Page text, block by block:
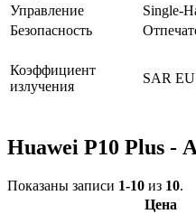
Управление
Single-
Безопасность
Коэффициент
излучения
SAR EU
Huawei P10 Plus -
Показаны записи 1-10 из 10.
Цена